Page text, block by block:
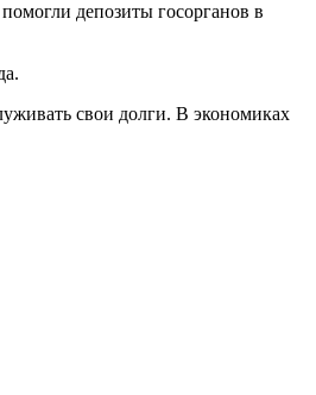
депозиты госорганов в
свои долги. В экономиках